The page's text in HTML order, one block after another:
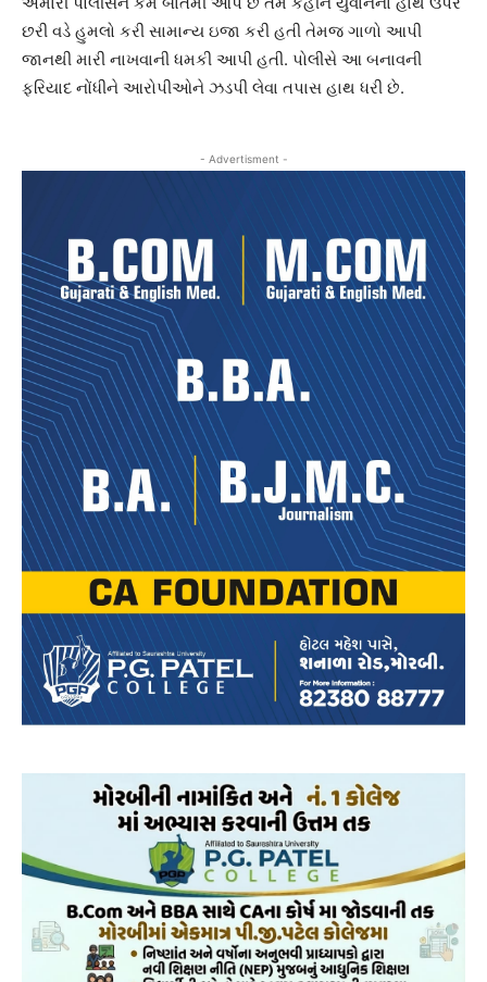
છરી વડે હુમલો કરી સામાન્ય ઇજા કરી હતી તેમજ ગાળો આપી
જાનથી મારી નાખવાની ધમકી આપી હતી. પોલીસે આ બનાવની
ફરિયાદ નોંધીને આરોપીઓને ઝડપી લેવા તપાસ હાથ ધરી છે.
- Advertisment -